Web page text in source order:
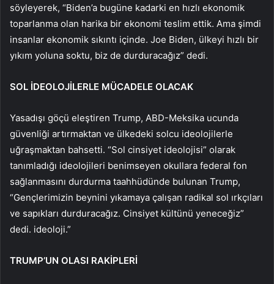
söyleyerek, “Biden’a bugüne kadarki en hızlı ekonomik
toparlanma olan harika bir ekonomi teslim ettik. Ama şimdi
insanlar ekonomik sıkıntı içinde. Joe Biden, ülkeyi hızlı bir
yıkım yoluna soktu, biz de durduracağız” dedi.
SOL İDEOLOJİLERLE MÜCADELE OLACAK
Yasadışı göçü eleştiren Trump, ABD-Meksika ucunda
güvenliği artırmaktan ve ülkedeki solcu ideolojilerle
uğraşmaktan bahsetti. “Sol cinsiyet ideolojisi” olarak
tanımladığı ideolojileri benimseyen okullara federal fon
sağlanmasını durdurma taahhüdünde bulunan Trump,
“Gençlerimizin beynini yıkamaya çalışan radikal sol ırkçıları
ve sapıkları durduracağız. Cinsiyet kültünü yeneceğiz”
dedi. ideoloji.”
TRUMP’UN OLASI RAKİPLERİ